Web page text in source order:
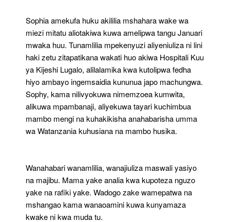
Sophia amekufa huku akililia mshahara wake wa
miezi mitatu aliotakiwa kuwa amelipwa tangu Januari
mwaka huu. Tunamlilia mpekenyuzi aliyeniuliza ni lini
haki zetu zitapatikana wakati huo akiwa Hospitali Kuu
ya Kijeshi Lugalo, alilalamika kwa kutolipwa fedha
hiyo ambayo ingemsaidia kununua japo machungwa.
Sophy, kama nilivyokuwa nimemzoea kumwita,
alikuwa mpambanaji, aliyekuwa tayari kuchimbua
mambo mengi na kuhakikisha anahabarisha umma
wa Watanzania kuhusiana na mambo husika.
Wanahabari wanamlilia, wanajiuliza maswali yasiyo
na majibu. Mama yake analia kwa kupoteza nguzo
yake na rafiki yake. Wadogo zake wamepatwa na
mshangao kama wanaoamini kuwa kunyamaza
kwake ni kwa muda tu.